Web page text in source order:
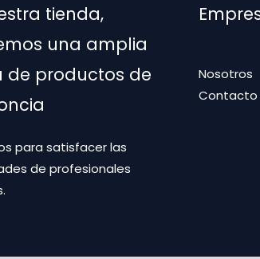
tienda,
una amplia
de productos de
para satisfacer las
de profesionales
Nosotros
Contacto